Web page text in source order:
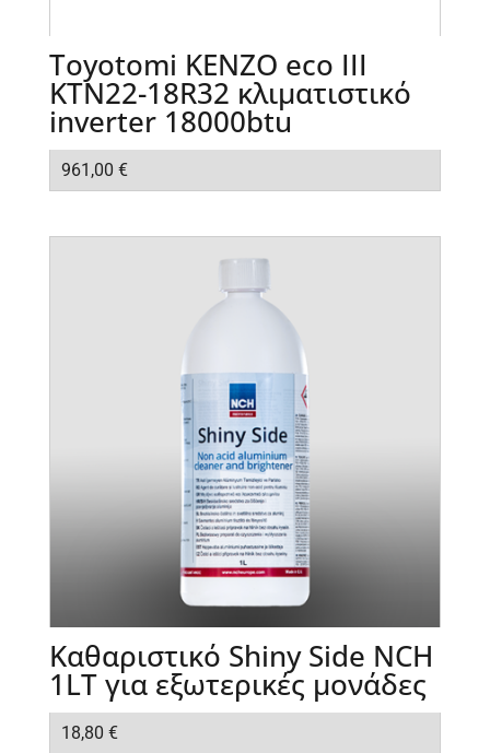
Toyotomi KENZO eco III
KTN22-18R32 κλιματιστικό
inverter 18000btu
961,00 €
Καθαριστικό Shiny Side NCH
1LT για εξωτερικές μονάδες
18,80 €